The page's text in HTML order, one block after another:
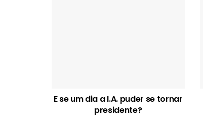
E se um dia a I.A. puder se tornar
presidente?